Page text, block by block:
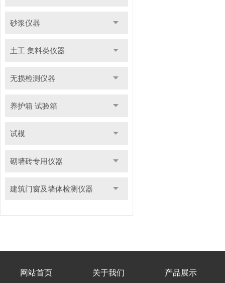
砂浆仪器
土工 集料类仪器
无损检测仪器
养护箱 试验箱
试模
砌墙砖专用仪器
建筑门窗及墙体检测仪器
网站首页 关于我们 产品展示